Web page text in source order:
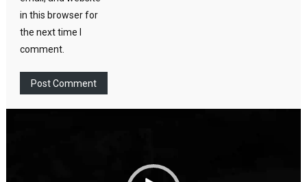
in this browser for
the next time I
comment.